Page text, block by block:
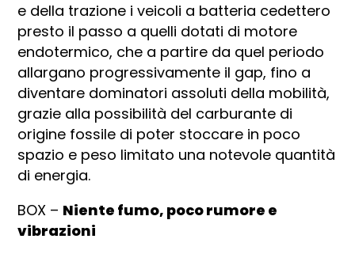
e della trazione i veicoli a batteria cedettero
presto il passo a quelli dotati di motore
endotermico, che a partire da quel periodo
allargano progressivamente il gap, fino a
diventare dominatori assoluti della mobilità,
grazie alla possibilità del carburante di
origine fossile di poter stoccare in poco
spazio e peso limitato una notevole quantità
di energia.
BOX – Niente fumo, poco rumore e
vibrazioni